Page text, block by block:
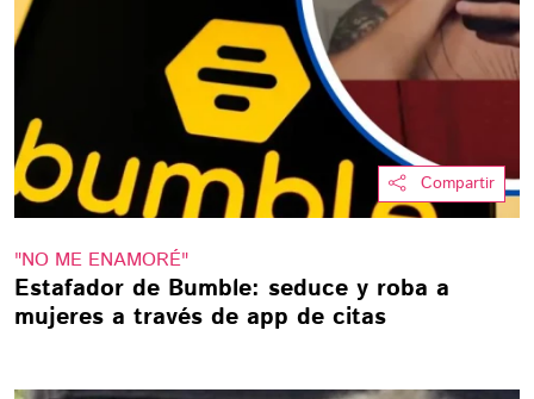
Compartir
"NO ME ENAMORÉ"
Estafador de Bumble: seduce y roba a
mujeres a través de app de citas